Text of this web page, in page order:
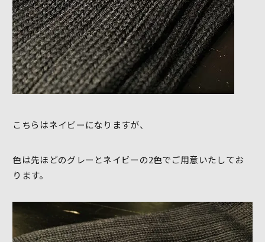
こちらはネイビーになりますが、
色は先ほどのグレーとネイビーの2色でご用意いたしてお
ります。